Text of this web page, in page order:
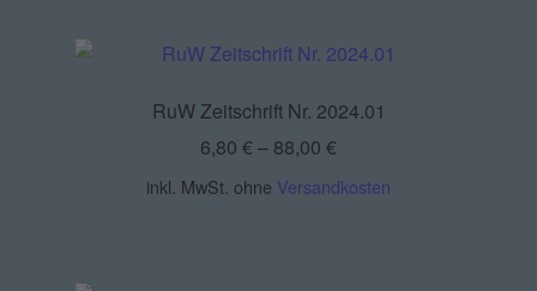
RuW Zeitschrift Nr. 2024.01
6,80 €– 88,00 €
inkl. MwSt. ohne Versandkosten